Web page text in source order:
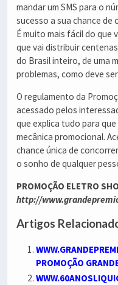
mandar um SMS para o
sucesso a sua chance de
É muito mais fácil do que
que vai distribuir
do Brasil inteiro, de uma
problemas, como deve ser.
O regulamento da
acessado pelos
que explica tudo para
mecânica promocional.
chance única de
o sonho de qualquer
PROMOÇÃO ELETRO
http://
Artigos
PROMOÇÃO